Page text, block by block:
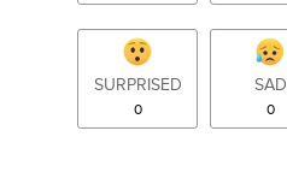
SURPRISED
0
SAD
0